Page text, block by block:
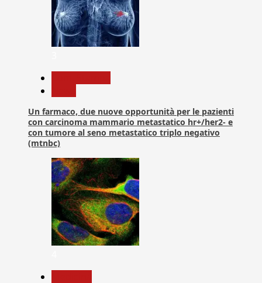
Un farmaco, due nuove opportunità per le pazienti
con carcinoma mammario metastatico hr+/her2- e
con tumore al seno metastatico triplo negativo
(mtnbc)